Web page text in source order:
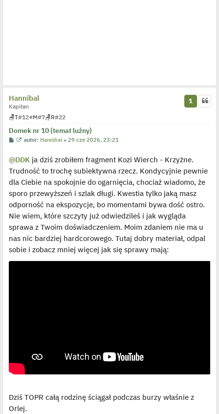
Hannibal
Kapitan
🪑T#12⭐M#7🪑R#22
Domek nr 10 (temat luźny)
1
P
t
W
w
e
l
o
j
e
d
n
z
y
p
o
autor: Hannibal »29 cze 2026, 23:21
@DDKja dziś zrobiłem fragment Kozi Wierch - Krzyżne.
Trudność to trochę subiektywna rzecz. Kondycyjnie pewnie
dla Ciebie na spokojnie do ogarnięcia, chociaż wiadomo, że
sporo przewyższeń i szlak długi. Kwestia tylko jaką masz
odporność na ekspozycje, bo momentami bywa dość ostro.
Nie wiem, które szczyty już odwiedzileś i jak wygląda
sprawa z Twoim doświadczeniem. Moim zdaniem nie ma u
nas nic bardziej hardcorowego. Tutaj dobry materiał, odpal
sobie i zobacz mniej więcej jak się sprawy mają:
Dziś TOPR całą rodzinę ściągał podczas burzy właśnie z
Orlej.